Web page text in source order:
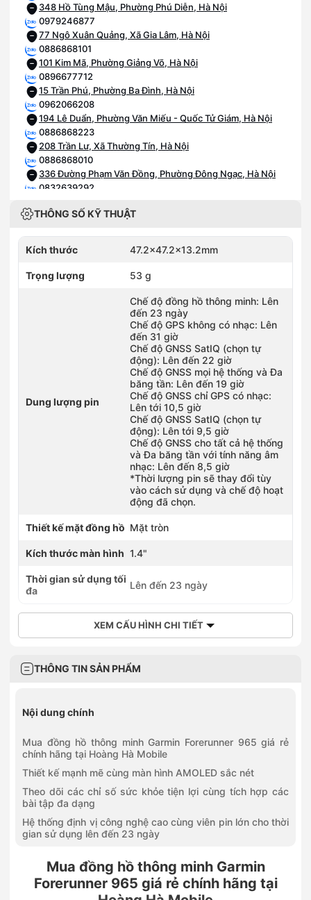
348 Hồ Tùng Mậu, Phường Phú Diễn, Hà Nội
0979246877
77 Ngô Xuân Quảng, Xã Gia Lâm, Hà Nội
0886868101
101 Kim Mã, Phường Giảng Võ, Hà Nội
0896677712
15 Trần Phú, Phường Ba Đình, Hà Nội
0962066208
194 Lê Duẩn, Phường Văn Miếu - Quốc Tử Giám, Hà Nội
0886868223
208 Trần Lư, Xã Thường Tín, Hà Nội
0886868010
336 Đường Phạm Văn Đồng, Phường Đông Ngạc, Hà Nội
0832639292
0968789651
0936396799
749 Giải Phóng, Phường Tương Mai, Hà Nội
0942892255
188Ter Trần Quang Khải, Phường Tân Định, Hồ Chí Minh
Số 418 Nguyễn Thị Thập, Phường Tân Hưng, Hồ Chí Minh
Số 215 Lê Văn Việt, Phường Tăng Nhơn Phú, Hồ Chí Minh
108 Nguyễn Văn Tiết, Phường Lái Thiêu, Hồ Chí Minh
148 Nguyễn Thanh Đằng, Phường Bà Rịa, Hồ Chí Minh
0902840419
27M Nguyễn Ảnh Thủ, Phường Trung Mỹ Tây, Hồ Chí Minh
347 Hoàng Văn Thụ, Phường Tân Sơn Hòa, Hồ Chí Minh
425 Lê Trọng Tấn, Phường Tân Sơn Nhì, Hồ Chí Minh
672–674 Lê Hồng Phong, Phường Vườn Lài, Hồ Chí Minh
0768663665
736 Hậu Giang, Phường Phú Lâm, Hồ Chí Minh
0908892255
0909898384
Số 127 Tô Ngọc Vân, Phường Thủ Đức, Hồ Chí Minh
Số 489B Đỗ Xuân Hợp, Phường Phước Long, Hồ Chí Minh
0937942255
0778523523
10 Nguyễn Thị Minh Khai, Phường Thành Vinh, Nghệ An
THÔNG SỐ KỸ THUẬT
Kích thước 47.2x47.2x13.2mm
Trọng lượng 53 g
Dung lượng pin
Chế độ đồng hồ thông minh: Lên
đến 23 ngày
Chế độ GPS không có nhạc: Lên
đến 31 giờ
Chế độ GNSS SatIQ (chọn tự
động): Lên đến 22 giờ
Chế độ GNSS mọi hệ thống và Đa
băng tần: Lên đến 19 giờ
Chế độ GNSS chỉ GPS có nhạc:
Lên tới 10,5 giờ
Chế độ GNSS SatIQ (chọn tự
động): Lên tới 9,5 giờ
Chế độ GNSS cho tất cả hệ thống
và Đa băng tần với tính năng âm
nhạc: Lên đến 8,5 giờ
*Thời lượng pin sẽ thay đổi tùy
vào cách sử dụng và chế độ hoạt
động đã chọn.
Thiết kế mặt đồng hồ Mặt tròn
Kích thước màn hình 1.4"
Thời gian sử dụng tối
đa
Lên đến 23 ngày
XEM CẤU HÌNH CHI TIẾT
THÔNG TIN SẢN PHẨM
Nội dung chính
Mua đồng hồ thông minh Garmin Forerunner 965 giá rẻ
chính hãng tại Hoàng Hà Mobile
Thiết kế mạnh mẽ cùng màn hình AMOLED sắc nét
Theo dõi các chỉ số sức khỏe tiện lợi cùng tích hợp các
bài tập đa dạng
Hệ thống định vị công nghệ cao cùng viên pin lớn cho thời
gian sử dụng lên đến 23 ngày
Mua đồng hồ thông minh Garmin
Forerunner 965 giá rẻ chính hãng tại